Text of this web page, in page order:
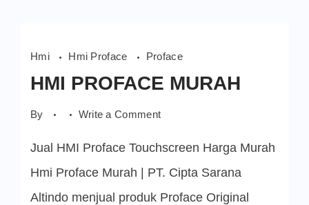
Hmi Hmi Proface Proface
HMI PROFACE MURAH
By Write a Commenton
MURAH
Jual HMI Proface Touchscreen Harga Murah
Hmi Proface Murah | PT. Cipta Sarana
Altindo menjual produk Proface Original